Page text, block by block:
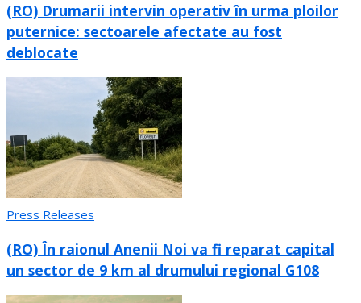
(RO) Drumarii intervin operativ în urma ploilor
puternice: sectoarele afectate au fost
deblocate
Press Releases
(RO) În raionul Anenii Noi va fi reparat capital
un sector de 9 km al drumului regional G108